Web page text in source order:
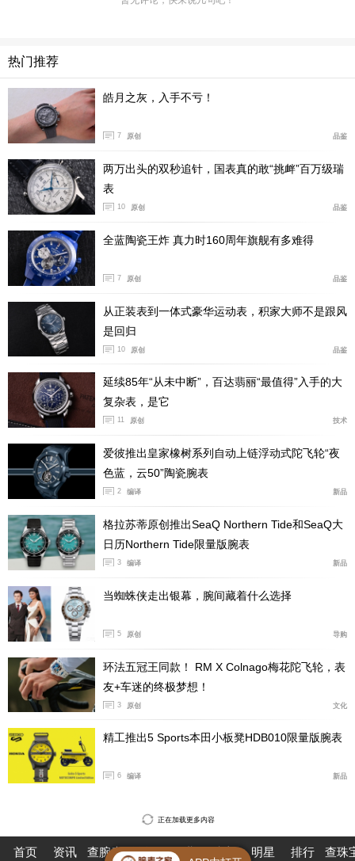
宇舶表研发总监马蒂亚斯·布特（Mathias Buttet）在谈
及品牌的最新技术创新时表示：“看到我们的团队成功研
发出能深刻诠释宇舶表精神的材质，我感到无比自豪。这
是科学、‘炼金术’及大胆创意巧妙融合的结晶。历经四年
多的潜心研发，我们已经掌握了将各种拥有专利的鲜艳色
彩融合在一起的技术——这无疑是一项真正的技术创举。
得益于我们年轻工程师们的充沛创造力和卓越才华，宇舶
表将继续通过科学方法及创新精神，不断推出令人惊叹的
技术成果。”
宇舶表的多彩陶瓷材质趣味盎然，令人着迷，其打破了
理性与逻辑的界限，展现出与众不同的魅力。Big Bang U
nico魔力陶瓷腕表的表圈采用深灰色陶瓷材质打造而成，
浓郁蓝色圆形图案环绕其间，并以看似随机实则流畅自然
的形式排列。圆形图案与表圈的其他陶瓷部分完全融合，
宛如一件当代抽象艺术或波普艺术作品，充分诠释了这一
正在申请专利的工艺的独创性。
Big Bang Unico魔力陶瓷腕表搭载UNICO自动上链飞返
计时机芯，该机芯完全由宇舶表表厂设计、研发及制造而
成。机芯以灰色调润饰，与多彩陶瓷表圈的主色调巧妙呼
应。全黑带衬里的橡胶表带则为这款承载制表艺术的独特
上链计时机芯与多彩陶瓷这一陶瓷材质领域的最新突破性
创新成果巧妙结合，彰显了宇舶表全面丰富的制表技艺。
热门推荐
皓月之灰，入手不亏！
7 原创 品鉴
两万出头的双秒追针，国表真的敢“挑衅”百万级瑞
表
10 原创 品鉴
全蓝陶瓷王炸 真力时160周年旗舰有多难得
7 原创 品鉴
从正装表到一体式豪华运动表，积家大师不是跟风
是回归
10 原创 品鉴
延续85年“从未中断”，百达翡丽“最值得”入手的大
复杂表，是它
11 原创 技术
爱彼推出皇家橡树系列自动上链浮动式陀飞轮“夜
色蓝，云50”陶瓷腕表
2 编译 新品
格拉苏蒂原创推出SeaQ Northern Tide和SeaQ大
日历Northern Tide限量版腕表
3 编译 新品
当蜘蛛侠走出银幕，腕间藏着什么选择
5 原创 导购
环法五冠王同款！ RM X Colnago梅花陀飞轮，表
友+车迷的终极梦想！
3 原创 文化
精工推出5 Sports本田小板凳HDB010限量版腕表
6 编译 新品
正在加载更多内容
首页 资讯 查腕表 论坛 作业 明星 排行 查珠